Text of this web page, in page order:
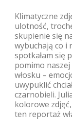
Klimatyczne
ulotność,
skupienie się
wybuchają co i
spotkałam się
pomimo
włosku –
uwypuklić
czarnobieli.
kolorowe
ten reportaż